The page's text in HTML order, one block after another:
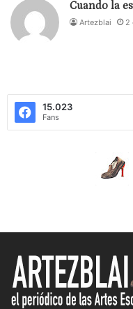
alimentado por
disciplinas y
elevado la danza
de primera magnitud.
Leer este cuaderno
intuiciones, los
ensayos, sino de la
verso en euskera,
pecho de un aria
Cuando la
Artezblai 2
15.023
Fans